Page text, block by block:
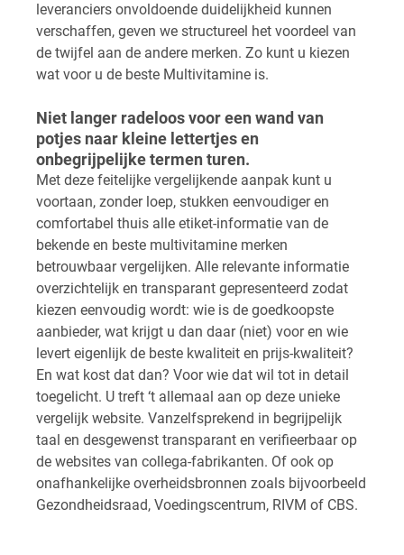
leveranciers onvoldoende duidelijkheid kunnen
verschaffen, geven we structureel het voordeel van
de twijfel aan de andere merken. Zo kunt u kiezen
wat voor u de beste Multivitamine is.
Niet langer radeloos voor een wand van
potjes naar kleine lettertjes en
onbegrijpelijke termen turen.
Met deze feitelijke vergelijkende aanpak kunt u
voortaan, zonder loep, stukken eenvoudiger en
comfortabel thuis alle etiket-informatie van de
bekende en beste multivitamine merken
betrouwbaar vergelijken. Alle relevante informatie
overzichtelijk en transparant gepresenteerd zodat
kiezen eenvoudig wordt: wie is de goedkoopste
aanbieder, wat krijgt u dan daar (niet) voor en wie
levert eigenlijk de beste kwaliteit en prijs-kwaliteit?
En wat kost dat dan? Voor wie dat wil tot in detail
toegelicht. U treft ‘t allemaal aan op deze unieke
vergelijk website. Vanzelfsprekend in begrijpelijk
taal en desgewenst transparant en verifieerbaar op
de websites van collega-fabrikanten. Of ook op
onafhankelijke overheidsbronnen zoals bijvoorbeeld
Gezondheidsraad, Voedingscentrum, RIVM of CBS.